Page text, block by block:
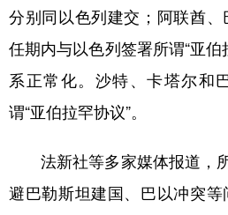
分别同以色列建交；阿联酋
任期内与以色列签署所谓“亚伯
系正常化。沙特、卡塔尔和
谓“亚伯拉罕协议”。
法新社等多家媒体报道，所
避巴勒斯坦建国、巴以冲突等